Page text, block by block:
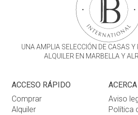
UNA AMPLIA SELECCIÓN DE CASAS Y
ALQUILER EN MARBELLA Y
ACCESO RÁPIDO
Comprar
Alquiler
Aviso
Política